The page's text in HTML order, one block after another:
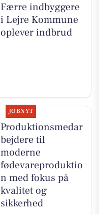
Færre indbyggere
i Lejre Kommune
oplever indbrud
JOBNYT
Produktionsmedar
bejdere til
moderne
fødevareproduktio
n med fokus på
kvalitet og
sikkerhed